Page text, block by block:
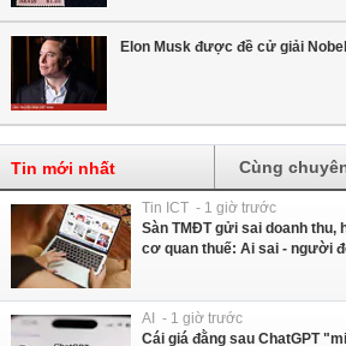
Elon Musk được đề cử giải
Tin mới nhất Cùng
Tin ICT - 1 giờ trước
Sàn TMĐT gửi sai doanh thu,
cơ quan thuế: Ai sai - người
AI - 1 giờ trước
Cái giá đằng sau ChatGPT